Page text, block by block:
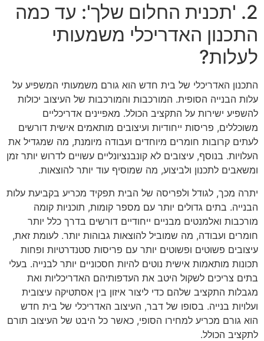
2. 'תכנית החלום שלך': עד כמה
התכנון האדריכלי משמעותי
לעלות?
התכנון האדריכלי של בית חדש הוא גורם משמעותי המשפיע על
עלות הבנייה הסופית. המורכבות והמורכבות של העיצוב יכולות
להשפיע ישירות על התקציב הכולל. מאפיינים אדריכליים
משוכללים, פריסות ייחודיות ועיצובים מותאמים אישית דורשים
לעתים קרובות חומרים מיוחדים ועבודה מיומנת, מה שמגדיל את
העלויות. בנוסף, עיצובים לא קונבנציונליים עשויים לדרוש יותר זמן
ומשאבים לתכנון ולביצוע, מה שמוסיף עוד יותר להוצאות.
יתרה מכך, לגודל ולפריסה של הבית תפקיד מכריע בקביעת עלות
הבנייה. בתים גדולים יותר עם מספר קומות, תוכניות קומה
מורכבות ואלמנטים מבניים ייחודיים דורשים בדרך כלל יותר
חומרים ועבודה, מה שמוביל להוצאות גבוהות יותר. לעומת זאת,
עיצובים פשוטים ופשוטים יותר עם פריסות סטנדרטיות ופחות
תכונות מותאמות אישית נוטים להיות חסכוניים יותר לבנייה. בעלי
בתים צריכים לשקול היטב את העדפותיהם האדריכליות ואת
מגבלות התקציב שלהם כדי ליצור איזון בין אסתטיקה עיצובית
ועלויות בנייה. בסופו של דבר, העיצוב האדריכלי של בית חדש
הוא גורם מכריע למחירו הסופי, כאשר כל היבט של העיצוב תורם
לתקציב הכולל.